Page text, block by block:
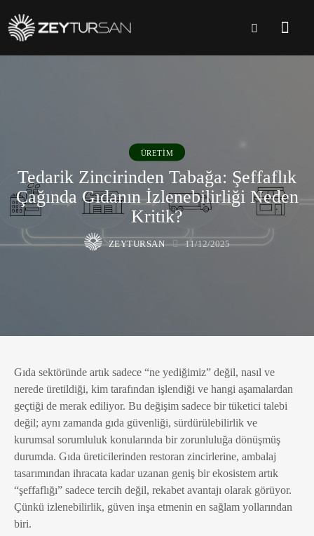
ÜRETIM
Tedarik Zincirinden Tabağa: Şeffaflık
Çağında Gıdanın İzlenebilirliği Neden
Kritik?
ZEYTURSAN 11/12/2025
Gıda sektöründe artık sadece “ne yediğimiz” değil, nasıl ve
nerede üretildiği, kim tarafından işlendiği ve hangi aşamalardan
geçtiği de merak ediliyor. Bu değişim sadece bir tüketici talebi
değil; aynı zamanda gıda güvenliği, sürdürülebilirlik ve
kurumsal sorumluluk konularında bir zorunluluğa dönüşmüş
durumda. Gıda üreticilerinden restoran zincirlerine, ambalaj
tasarımından ihracata kadar uzanan geniş bir ekosistem artık
“şeffaflığı” sadece tercih değil, rekabet avantajı olarak görüyor.
Çünkü izlenebilirlik, güven inşa etmenin en sağlam yollarından
biri.